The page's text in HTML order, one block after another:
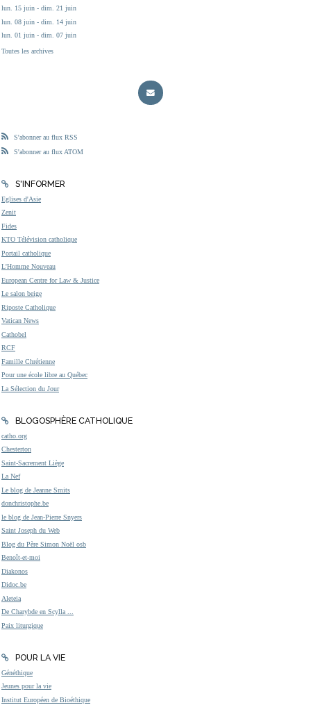
lun. 15 juin - dim. 21 juin
lun. 08 juin - dim. 14 juin
lun. 01 juin - dim. 07 juin
Toutes les archives
S'abonner au flux RSS
S'abonner au flux ATOM
S'INFORMER
Eglises d'Asie
Zenit
Fides
KTO Télévision catholique
Portail catholique
L'Homme Nouveau
European Centre for Law & Justice
Le salon beige
Riposte Catholique
Vatican News
Cathobel
RCF
Famille Chrétienne
Pour une école libre au Québec
La Sélection du Jour
BLOGOSPHÈRE CATHOLIQUE
catho.org
Chesterton
Saint-Sacrement Liège
La Nef
Le blog de Jeanne Smits
donchristophe.be
le blog de Jean-Pierre Snyers
Saint Joseph du Web
Blog du Père Simon Noël osb
Benoît-et-moi
Diakonos
Didoc.be
Aleteia
De Charybde en Scylla ...
Paix liturgique
POUR LA VIE
Généthique
Jeunes pour la vie
Institut Européen de Bioéthique